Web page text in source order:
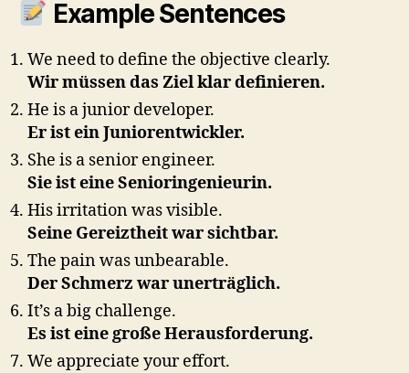
Example Sentences
We need to define the objective clearly.
Wir müssen das Ziel klar definieren.
He is a junior developer.
Er ist ein Juniorentwickler.
She is a senior engineer.
Sie ist eine Senioringenieurin.
His irritation was visible.
Seine Gereiztheit war sichtbar.
The pain was unbearable.
Der Schmerz war unerträglich.
It’s a big challenge.
Es ist eine große Herausforderung.
We appreciate your effort.